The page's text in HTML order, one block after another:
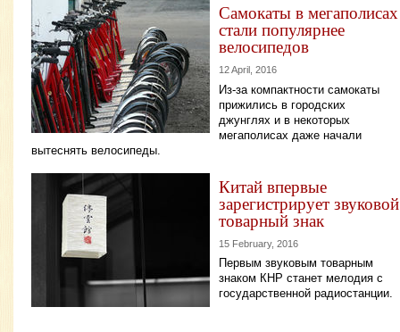
Самокаты в мегаполисах
стали популярнее
велосипедов
12 April, 2016
Из-за компактности самокаты
прижились в городских
джунглях и в некоторых
мегаполисах даже начали
вытеснять велосипеды.
Китай впервые
зарегистрирует звуковой
товарный знак
15 February, 2016
Первым звуковым товарным
знаком КНР станет мелодия с
государственной радиостанции.